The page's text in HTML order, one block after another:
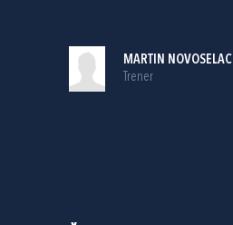
MARTIN NOVOSELAC
Trener